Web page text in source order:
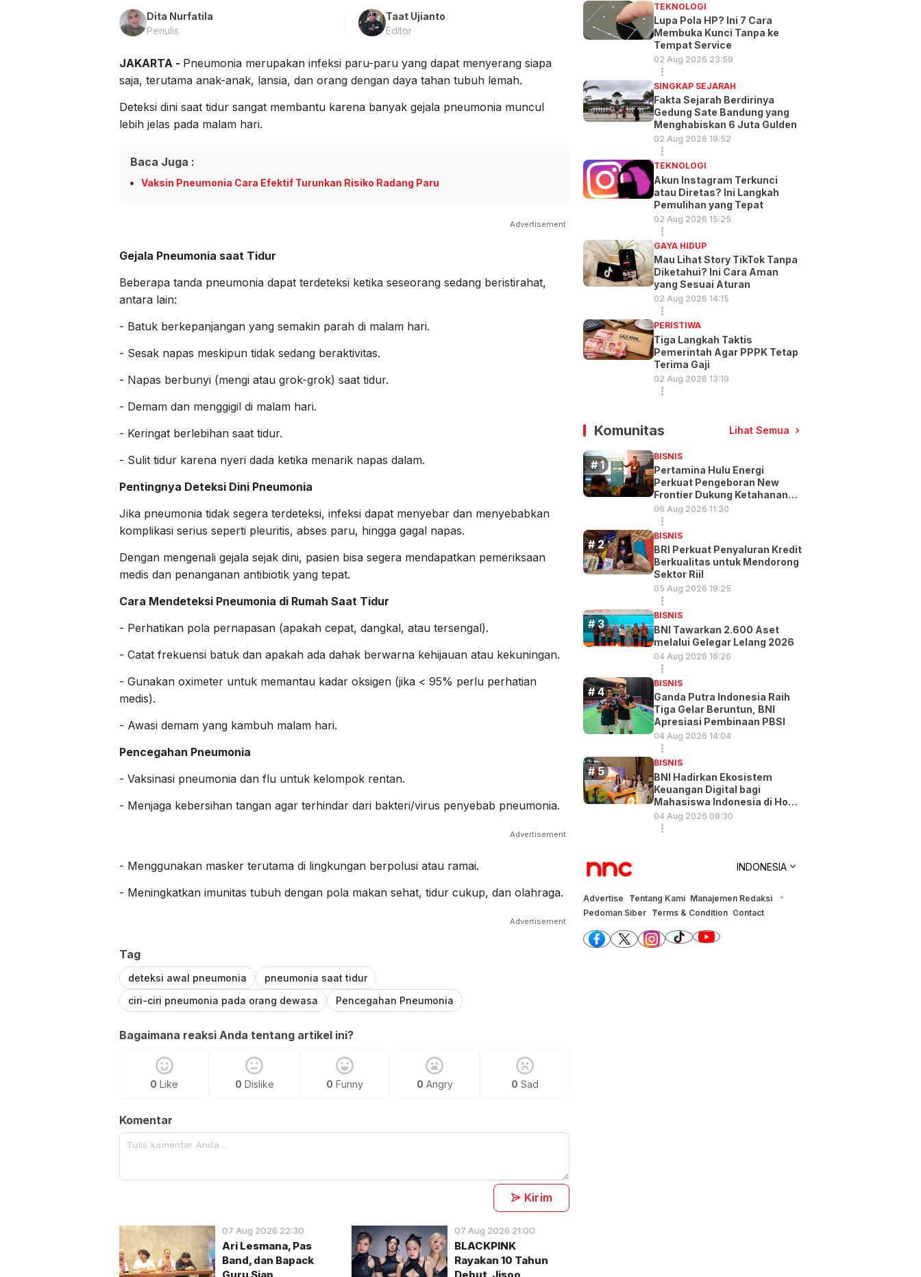
Dita Nurfatila
Penulis
Taat Ujianto
Editor
JAKARTA - Pneumonia merupakan infeksi paru-paru yang dapat menyerang siapa
saja, terutama anak-anak, lansia, dan orang dengan daya tahan tubuh lemah.
Deteksi dini saat tidur sangat membantu karena banyak gejala pneumonia muncul
lebih jelas pada malam hari.
Baca Juga :
Vaksin Pneumonia Cara Efektif Turunkan Risiko Radang Paru
Advertisement
Gejala Pneumonia saat Tidur
Beberapa tanda pneumonia dapat terdeteksi ketika seseorang sedang beristirahat,
antara lain:
- Batuk berkepanjangan yang semakin parah di malam hari.
- Sesak napas meskipun tidak sedang beraktivitas.
- Napas berbunyi (mengi atau grok-grok) saat tidur.
- Demam dan menggigil di malam hari.
- Keringat berlebihan saat tidur.
- Sulit tidur karena nyeri dada ketika menarik napas dalam.
Pentingnya Deteksi Dini Pneumonia
Jika pneumonia tidak segera terdeteksi, infeksi dapat menyebar dan menyebabkan
komplikasi serius seperti pleuritis, abses paru, hingga gagal napas.
Dengan mengenali gejala sejak dini, pasien bisa segera mendapatkan pemeriksaan
medis dan penanganan antibiotik yang tepat.
Cara Mendeteksi Pneumonia di Rumah Saat Tidur
- Perhatikan pola pernapasan (apakah cepat, dangkal, atau tersengal).
- Catat frekuensi batuk dan apakah ada dahak berwarna kehijauan atau kekuningan.
- Gunakan oximeter untuk memantau kadar oksigen (jika < 95% perlu perhatian
medis).
- Awasi demam yang kambuh malam hari.
Pencegahan Pneumonia
- Vaksinasi pneumonia dan flu untuk kelompok rentan.
- Menjaga kebersihan tangan agar terhindar dari bakteri/virus penyebab pneumonia.
Advertisement
- Menggunakan masker terutama di lingkungan berpolusi atau ramai.
- Meningkatkan imunitas tubuh dengan pola makan sehat, tidur cukup, dan olahraga.
Advertisement
Tag
deteksi awal pneumonia
pneumonia saat tidur
ciri-ciri pneumonia pada orang dewasa
Pencegahan Pneumonia
Bagaimana reaksi Anda tentang artikel ini?
0 Like 0 Dislike 0 Funny 0 Angry 0 Sad
Komentar
Kirim
07 Aug 2026 22:30
Ari Lesmana, Pas
Band, dan Bapack
07 Aug 2026 21:00
BLACKPINK
Rayakan 10 Tahun
TEKNOLOGI
Lupa Pola HP? Ini 7 Cara
Membuka Kunci Tanpa ke
Tempat Service
02 Aug 2026 23:59
SINGKAP SEJARAH
Fakta Sejarah Berdirinya
Gedung Sate Bandung yang
Menghabiskan 6 Juta Gulden
02 Aug 2026 19:52
TEKNOLOGI
Akun Instagram Terkunci
atau Diretas? Ini Langkah
Pemulihan yang Tepat
02 Aug 2026 15:25
GAYA HIDUP
Mau Lihat Story TikTok Tanpa
Diketahui? Ini Cara Aman
yang Sesuai Aturan
02 Aug 2026 14:15
PERISTIWA
Tiga Langkah Taktis
Pemerintah Agar PPPK Tetap
Terima Gaji
02 Aug 2026 13:19
Komunitas Lihat Semua
BISNIS
Pertamina Hulu Energi
Perkuat Pengeboran New
Frontier Dukung Ketahanan
Energi
06 Aug 2026 11:30
BISNIS
BRI Perkuat Penyaluran Kredit
Berkualitas untuk Mendorong
Sektor Riil
05 Aug 2026 19:25
BISNIS
BNI Tawarkan 2.600 Aset
melalui Gelegar Lelang 2026
04 Aug 2026 16:26
BISNIS
Ganda Putra Indonesia Raih
Tiga Gelar Beruntun, BNI
Apresiasi Pembinaan PBSI
04 Aug 2026 14:04
BISNIS
BNI Hadirkan Ekosistem
Keuangan Digital bagi
Mahasiswa Indonesia di Hong
Kong
04 Aug 2026 08:30
INDONESIA
Advertise Tentang Kami Manajemen Redaksi
Pedoman Siber Terms & Condition Contact